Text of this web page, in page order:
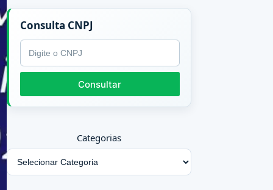
Consulta CNPJ
CNPJ
Consultar
Categorias